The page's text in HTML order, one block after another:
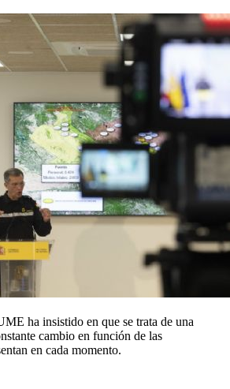
ha insistido en que se trata de una
cambio en función de las
en cada momento.